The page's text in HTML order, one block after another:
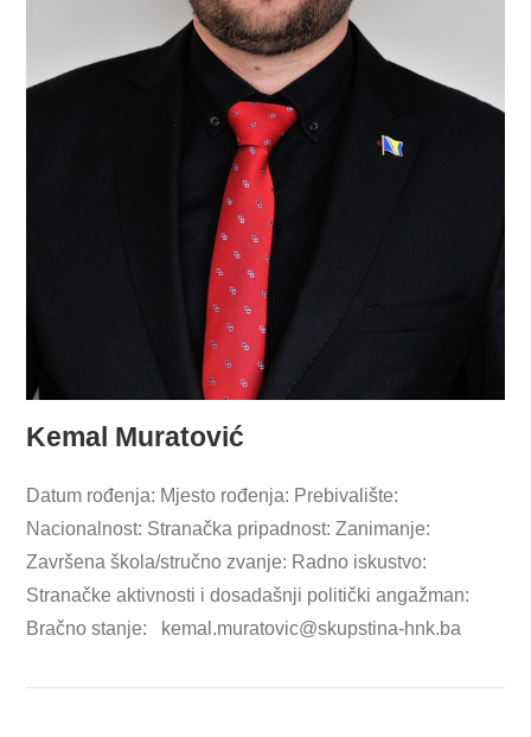
Kemal Muratović
Datum rođenja: Mjesto rođenja: Prebivalište:
Nacionalnost: Stranačka pripadnost: Zanimanje:
Završena škola/stručno zvanje: Radno iskustvo:
Stranačke aktivnosti i dosadašnji politički angažman:
Bračno stanje: kemal.muratovic@skupstina-hnk.ba